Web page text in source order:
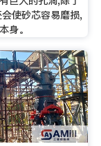
使砂芯容易磨损,
身。